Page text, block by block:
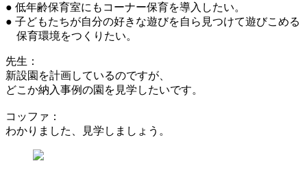
● 低年齢保育室にもコーナー保育を導入したい。
● 子どもたちが自分の好きな遊びを自ら見つけて遊びこめる
保育環境をつくりたい。
先生：
新設園を計画しているのですが、
どこか納入事例の園を見学したいです。
コッファ：
わかりました、見学しましょう。